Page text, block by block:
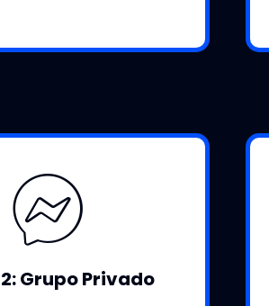
Grupo Privado